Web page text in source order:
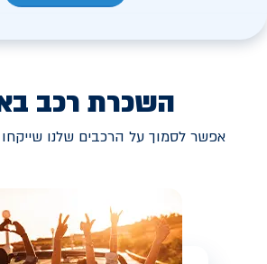
השכרת רכב
אפשר לסמוך על הרכבים שלנו